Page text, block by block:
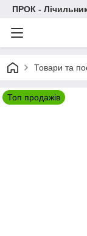
ПРОК -
Товари та
Топ продажів